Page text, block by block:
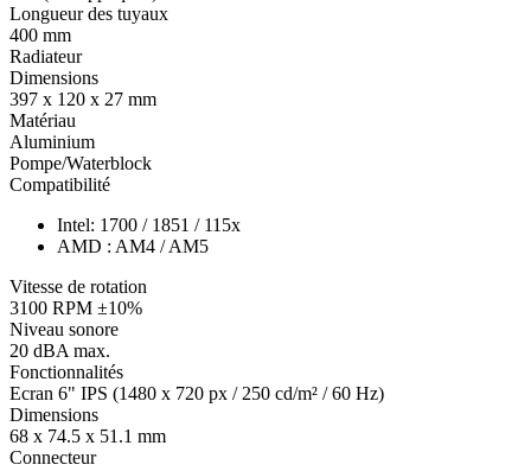
Longueur des tuyaux
400 mm
Radiateur
Dimensions
397 x 120 x 27 mm
Matériau
Aluminium
Pompe/Waterblock
Compatibilité
Intel: 1700 / 1851 / 115x
AMD : AM4 / AM5
Vitesse de rotation
3100 RPM ±10%
Niveau sonore
20 dBA max.
Fonctionnalités
Ecran 6" IPS (1480 x 720 px / 250 cd/m² / 60 Hz)
Dimensions
68 x 74.5 x 51.1 mm
Connecteur